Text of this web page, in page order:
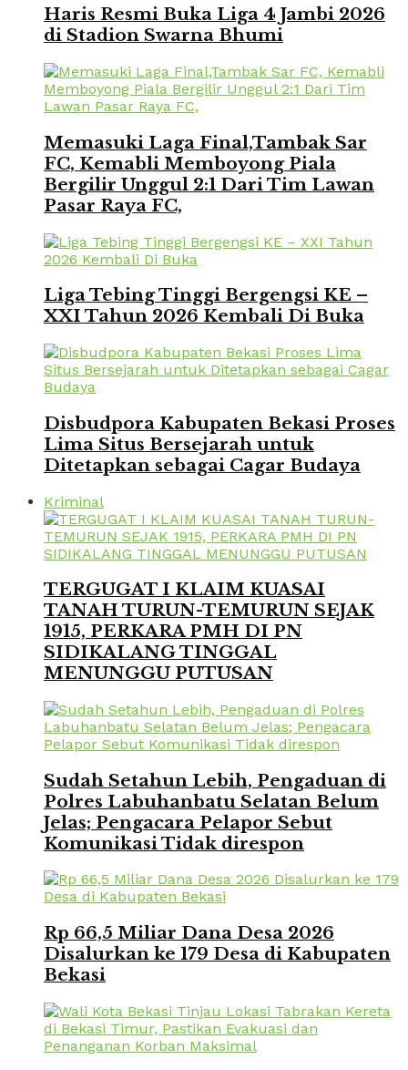
Haris Resmi Buka Liga 4 Jambi 2026
di Stadion Swarna Bhumi
Memasuki Laga Final,Tambak Sar
FC, Kemabli Memboyong Piala
Bergilir Unggul 2:1 Dari Tim Lawan
Pasar Raya FC,
Liga Tebing Tinggi Bergengsi KE –
XXI Tahun 2026 Kembali Di Buka
Disbudpora Kabupaten Bekasi Proses
Lima Situs Bersejarah untuk
Ditetapkan sebagai Cagar Budaya
Kriminal
TERGUGAT I KLAIM KUASAI
TANAH TURUN-TEMURUN SEJAK
1915, PERKARA PMH DI PN
SIDIKALANG TINGGAL
MENUNGGU PUTUSAN
Sudah Setahun Lebih, Pengaduan di
Polres Labuhanbatu Selatan Belum
Jelas; Pengacara Pelapor Sebut
Komunikasi Tidak direspon
Rp 66,5 Miliar Dana Desa 2026
Disalurkan ke 179 Desa di Kabupaten
Bekasi